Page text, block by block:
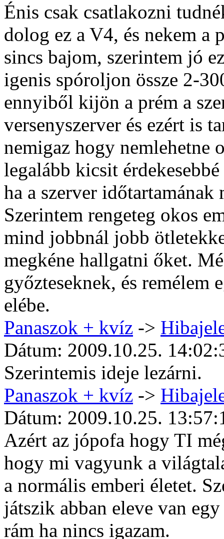
Énis csak csatlakozni
dolog ez a V4, és nekem a
sincs bajom, szerintem jó
igenis spóroljon össze 2-
ennyiből kijön a prém a
versenyszerver és ezért is
nemigaz hogy
legalább kicsit
ha a szerver időtartamának
Szerintem rengeteg okos
mind jobbnál jobb
megkéne hallgatni őket.
győzteseknek, és remélem
elébe.
Panaszok + kvíz ->
Dátum: 2009.10.25.
Szerintemis ideje lezárni.
Panaszok + kvíz ->
Dátum: 2009.10.25.
Azért az jópofa hogy TI
hogy mi vagyunk a
a normális emberi életet.
játszik abban eleve van
rám ha nincs igazam.